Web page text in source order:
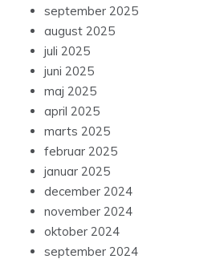
september 2025
august 2025
juli 2025
juni 2025
maj 2025
april 2025
marts 2025
februar 2025
januar 2025
december 2024
november 2024
oktober 2024
september 2024